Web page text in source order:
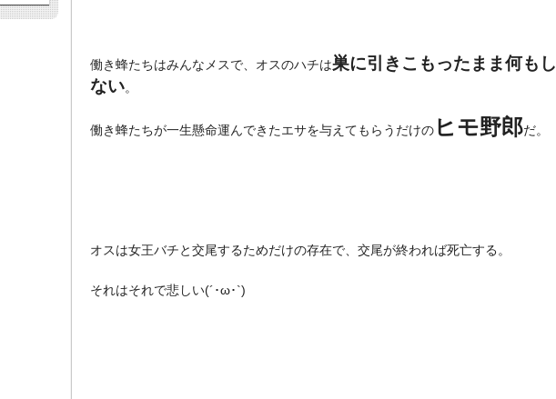
働き蜂たちはみんなメスで、オスのハチは巣に引きこもったまま何もし
ない。
働き蜂たちが一生懸命運んできたエサを与えてもらうだけのヒモ野郎だ。
オスは女王バチと交尾するためだけの存在で、交尾が終われば死亡する。
それはそれで悲しい(´･ω･`)